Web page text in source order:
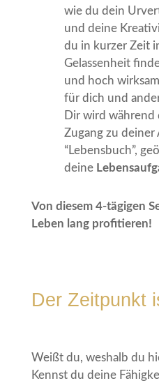
wie du dein
und deine
du in kurzer Zeit
Gelassenheit
und hoch
für dich und
Dir wird während
Zugang zu deiner
“Lebensbuch”,
deine
Von diesem 4-tägigen
Leben lang profitieren!
Der Zeitpunkt
Weißt du, weshalb du
Kennst du deine